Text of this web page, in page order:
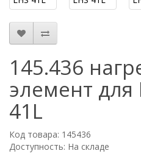
145.436
элемент для
41L
Код товара: 145436
Доступность: На складе